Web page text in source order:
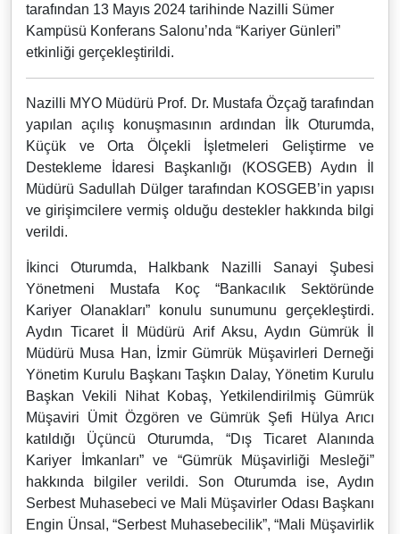
tarafından 13 Mayıs 2024 tarihinde Nazilli Sümer
Kampüsü Konferans Salonu’nda “Kariyer Günleri”
etkinliği gerçekleştirildi.
Nazilli MYO Müdürü Prof. Dr. Mustafa Özçağ tarafından
yapılan açılış konuşmasının ardından İlk Oturumda,
Küçük ve Orta Ölçekli İşletmeleri Geliştirme ve
Destekleme İdaresi Başkanlığı (KOSGEB) Aydın İl
Müdürü Sadullah Dülger tarafından KOSGEB’in yapısı
ve girişimcilere vermiş olduğu destekler hakkında bilgi
verildi.
İkinci Oturumda, Halkbank Nazilli Sanayi Şubesi
Yönetmeni Mustafa Koç “Bankacılık Sektöründe
Kariyer Olanakları” konulu sunumunu gerçekleştirdi.
Aydın Ticaret İl Müdürü Arif Aksu, Aydın Gümrük İl
Müdürü Musa Han, İzmir Gümrük Müşavirleri Derneği
Yönetim Kurulu Başkanı Taşkın Dalay, Yönetim Kurulu
Başkan Vekili Nihat Kobaş, Yetkilendirilmiş Gümrük
Müşaviri Ümit Özgören ve Gümrük Şefi Hülya Arıcı
katıldığı Üçüncü Oturumda, “Dış Ticaret Alanında
Kariyer İmkanları” ve “Gümrük Müşavirliği Mesleği”
hakkında bilgiler verildi. Son Oturumda ise, Aydın
Serbest Muhasebeci ve Mali Müşavirler Odası Başkanı
Engin Ünsal, “Serbest Muhasebecilik”, “Mali Müşavirlik